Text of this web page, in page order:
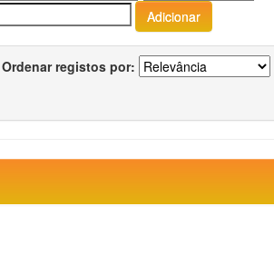
Ordenar registos por: